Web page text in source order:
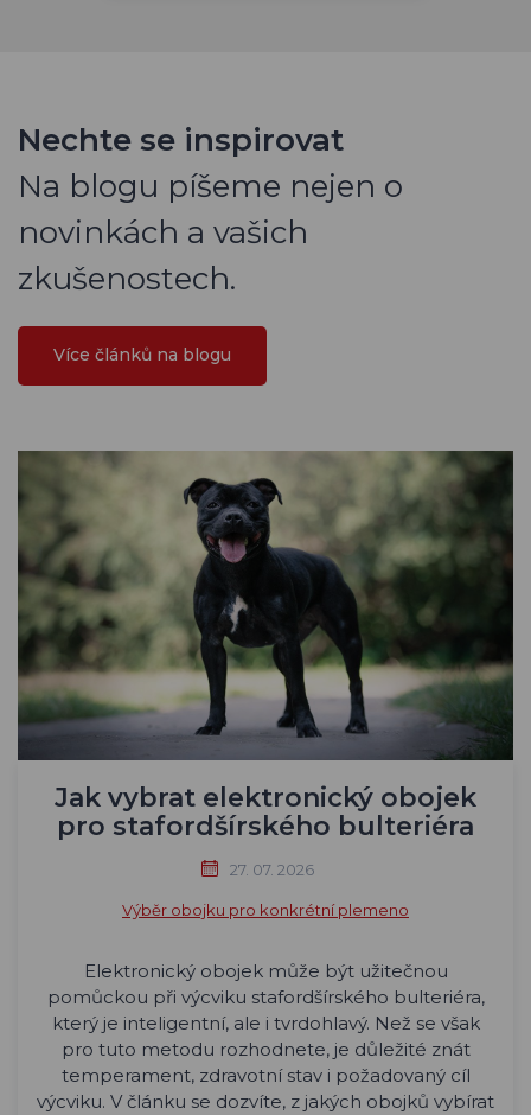
Nechte se inspirovat
Na blogu píšeme nejen o
novinkách a vašich
zkušenostech.
Více článků na blogu
Jak vybrat elektronický obojek
pro stafordšírského bulteriéra
27. 07. 2026
Výběr obojku pro konkrétní plemeno
Elektronický obojek může být užitečnou
pomůckou při výcviku stafordšírského bulteriéra,
který je inteligentní, ale i tvrdohlavý. Než se však
pro tuto metodu rozhodnete, je důležité znát
temperament, zdravotní stav i požadovaný cíl
výcviku. V článku se dozvíte, z jakých obojků vybírat